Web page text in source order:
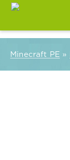
Minecraft PE »